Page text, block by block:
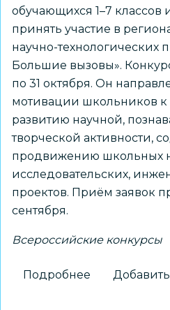
обучающихся 1–7 классов
принять участие в
научно-технологических
Большие вызовы».
по 31 октября. Он
мотивации школьников к
развитию научной,
творческой активности,
продвижению школьных
исследовательских,
проектов. Приём заявок
сентября.
Всероссийские конкурсы
Подробнее